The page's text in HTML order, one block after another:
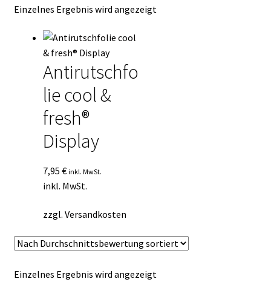
Kasse
Mein Konto
Mein Konto
Vertrag widerrufen
Warenkorb
Einzelnes Ergebnis wird angezeigt
Antirutschfo
lie cool &
fresh®
Display
7,95 € inkl. MwSt.
inkl. MwSt.
zzgl. Versandkosten
Einzelnes Ergebnis wird angezeigt